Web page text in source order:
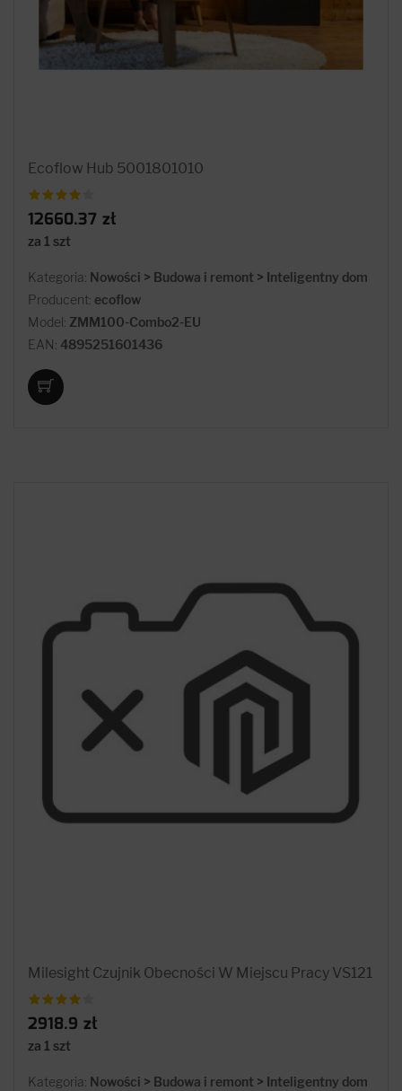
Ecoflow Hub 5001801010
12660.37 zł
za 1 szt
Kategoria: Nowości > Budowa i remont > Inteligentny dom
Producent: ecoflow
Model: ZMM100-Combo2-EU
EAN: 4895251601436
Milesight Czujnik Obecności W Miejscu Pracy VS121
2918.9 zł
za 1 szt
Kategoria: Nowości > Budowa i remont > Inteligentny dom